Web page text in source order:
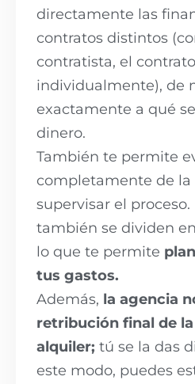
directamente las
contratos distintos
contratista, el
individualmente), de
exactamente a qué
dinero.
También te permite
completamente de la
supervisar el proceso.
también se dividen
lo que te permite
tus gastos.
Además, la agencia
retribución final de
alquiler; tú se la das
este modo, puedes